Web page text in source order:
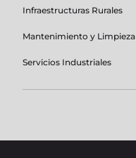
Infraestructuras Rurales
Mantenimiento y Limpieza
Servicios Industriales